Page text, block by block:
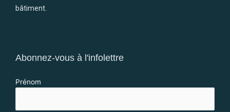
bâtiment.
Abonnez-vous à l'infolettre
Prénom